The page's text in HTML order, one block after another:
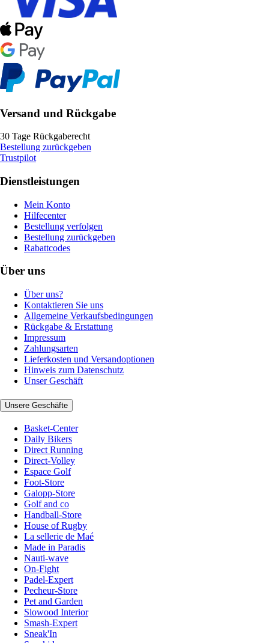
Versand und Rückgabe
30 Tage Rückgaberecht
Bestellung zurückgeben
Trustpilot
Dienstleistungen
Mein Konto
Hilfecenter
Bestellung verfolgen
Bestellung zurückgeben
Rabattcodes
Über uns
Über uns?
Kontaktieren Sie uns
Allgemeine Verkaufsbedingungen
Rückgabe & Erstattung
Impressum
Zahlungsarten
Lieferkosten und Versandoptionen
Hinweis zum Datenschutz
Unser Geschäft
Unsere Geschäfte
Basket-Center
Daily Bikers
Direct Running
Direct-Volley
Espace Golf
Foot-Store
Galopp-Store
Golf and co
Handball-Store
House of Rugby
La sellerie de Maé
Made in Paradis
Nauti-wave
On-Fight
Padel-Expert
Pecheur-Store
Pet and Garden
Slowood Interior
Smash-Expert
Sneak'In